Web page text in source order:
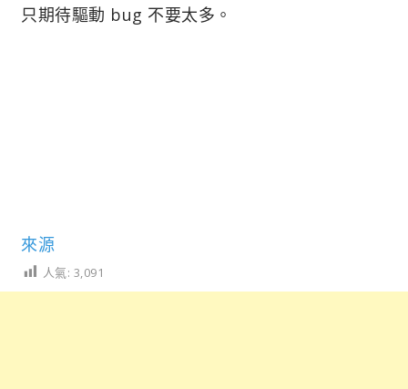
只期待驅動 bug 不要太多。
來源
人氣: 3,091